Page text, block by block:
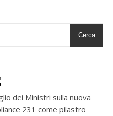
Cerca
dei Ministri sulla nuova
231 come pilastro